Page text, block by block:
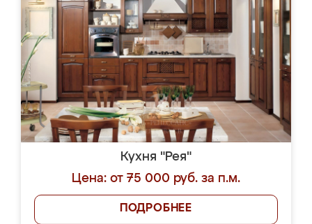
Кухня "Рея"
Цена: от 75 000 руб. за п.м.
ПОДРОБНЕЕ